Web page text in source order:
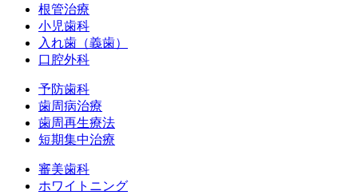
根管治療
小児歯科
入れ歯（義歯）
口腔外科
予防歯科
歯周病治療
歯周再生療法
短期集中治療
審美歯科
ホワイトニング